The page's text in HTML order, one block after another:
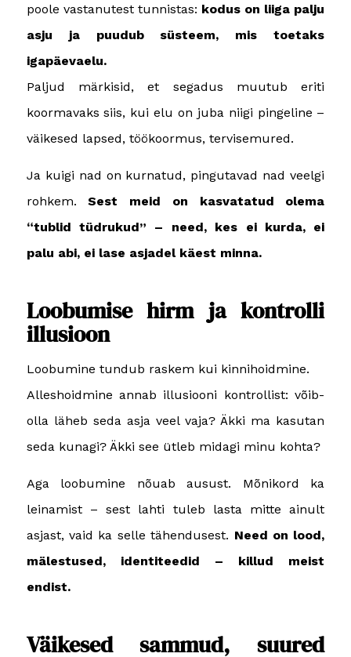
poole vastanutest tunnistas: kodus on liiga palju
asju ja puudub süsteem, mis toetaks
igapäevaelu.
Paljud märkisid, et segadus muutub eriti
koormavaks siis, kui elu on juba niigi pingeline –
väikesed lapsed, töökoormus, tervisemured.
Ja kuigi nad on kurnatud, pingutavad nad veelgi
rohkem.Sest meid on kasvatatud olema
“tublid tüdrukud” – need, kes ei kurda, ei
palu abi, ei lase asjadel käest minna.
Loobumise hirm ja kontrolli
illusioon
Loobumine tundub raskem kui kinnihoidmine.
Alleshoidmine annab illusiooni kontrollist: võib-
olla läheb seda asja veel vaja? Äkki ma kasutan
seda kunagi? Äkki see ütleb midagi minu kohta?
Aga loobumine nõuab ausust. Mõnikord ka
leinamist – sest lahti tuleb lasta mitte ainult
asjast, vaid ka selle tähendusest. Need on lood,
mälestused, identiteedid – killud meist
endist.
Väikesed sammud, suured